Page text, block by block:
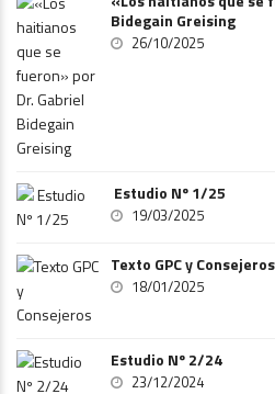
Bidegain Greising
26/10/2025
Estudio Nº 1/25
19/03/2025
Texto GPC y Consejeros
18/01/2025
Estudio Nº 2/24
23/12/2024